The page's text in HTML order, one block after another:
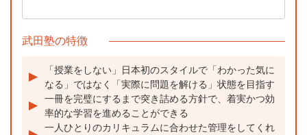
武田塾の特徴
「授業をしない」日本初のスタイルで「わかった気に
なる」ではなく「実際に問題を解ける」状態を目指す
一冊を完璧にするまで突き詰める方針で、着実かつ効
率的な学習を進めることができる
一人ひとりのカリキュラムに合わせた管理をしてくれ